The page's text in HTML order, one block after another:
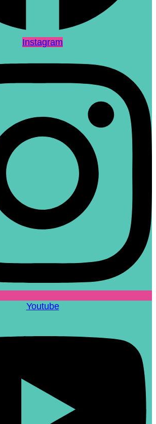
Instagram
Youtube